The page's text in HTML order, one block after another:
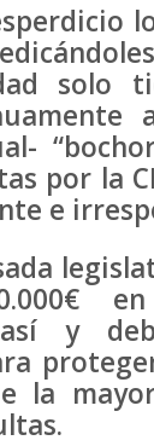
solo
por la
e
y
la